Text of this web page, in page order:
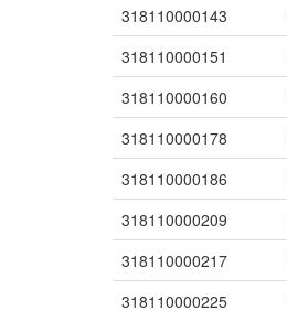
318110000143
318110000151
318110000160
318110000178
318110000186
318110000209
318110000217
318110000225